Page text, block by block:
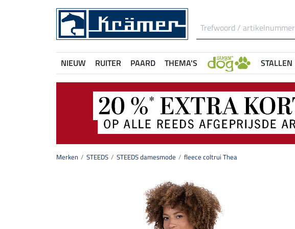
NIEUW RUITER PAARD THEMA'S STALLEN
Merken STEEDS STEEDS damesmode fleece coltrui Thea